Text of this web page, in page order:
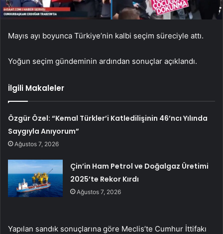
Mayıs ayı boyunca Türkiye’nin kalbi seçim süreciyle attı.
Yoğun seçim gündeminin ardından sonuçlar açıklandı.
İlgili Makaleler
Özgür Özel: “Kemal Türkler’i Katledilişinin 46’ncı Yılında
Saygıyla Anıyorum”
Ağustos 7, 2026
Çin’in Ham Petrol ve Doğalgaz Üretimi
2025’te Rekor Kırdı
Ağustos 7, 2026
Yapılan sandık sonuçlarına göre Meclis’te Cumhur İttifakı